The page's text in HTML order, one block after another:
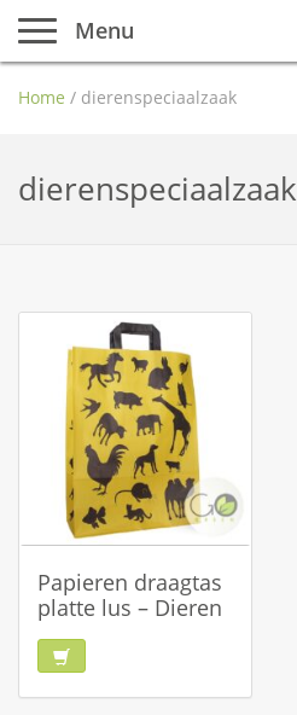
Menu
Home / dierenspeciaalzaak
dierenspeciaalzaak
Papieren draagtas
platte lus – Dieren